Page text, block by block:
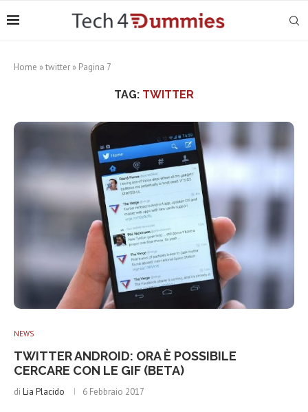
Home »twitter » Pagina 7
TAG: TWITTER
NEWS
TWITTER ANDROID: ORA È POSSIBILE
CERCARE CON LE GIF (BETA)
di Lia Placido 6 Febbraio 2017